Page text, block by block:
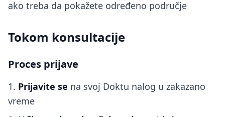
ako treba da pokažete određeno područje
Tokom konsultacije
Proces prijave
Prijavite se na svoj Doktu nalog u zakazano
vreme